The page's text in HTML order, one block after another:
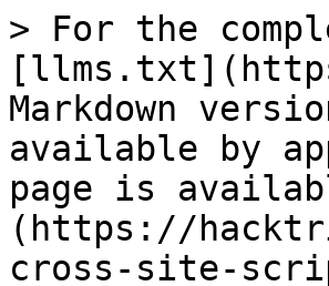
> For the
Markdown
available by
page is
(https://
cross-site-